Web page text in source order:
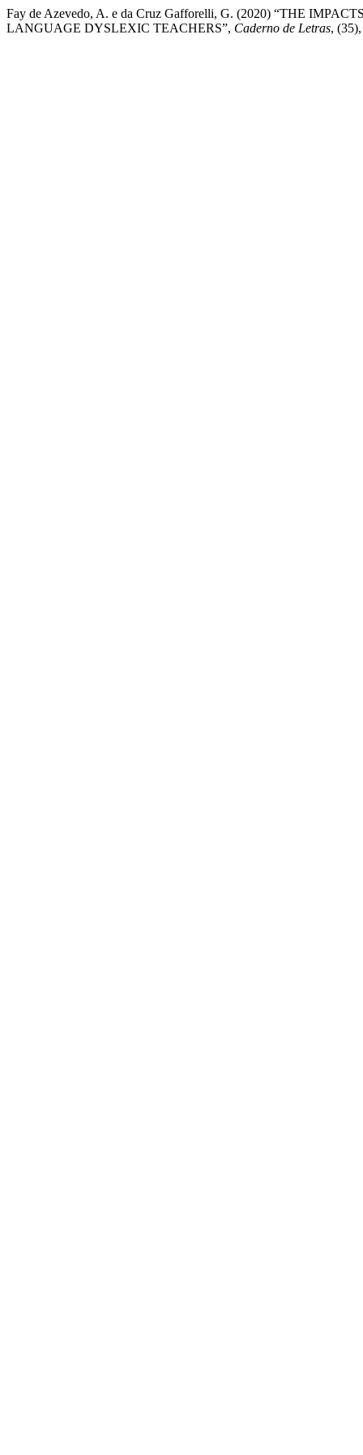
Fay de Azevedo, A. e da Cruz Gafforelli, G. (2020) “THE
LANGUAGE DYSLEXIC TEACHERS”, Caderno de Letras,